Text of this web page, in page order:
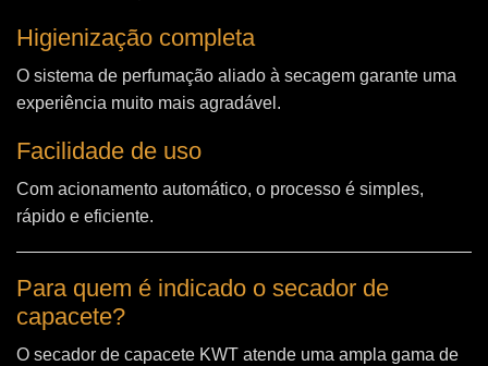
Higienização completa
O sistema de perfumação aliado à secagem garante uma
experiência muito mais agradável.
Facilidade de uso
Com acionamento automático, o processo é simples,
rápido e eficiente.
Para quem é indicado o secador de
capacete?
O secador de capacete KWT atende uma ampla gama de